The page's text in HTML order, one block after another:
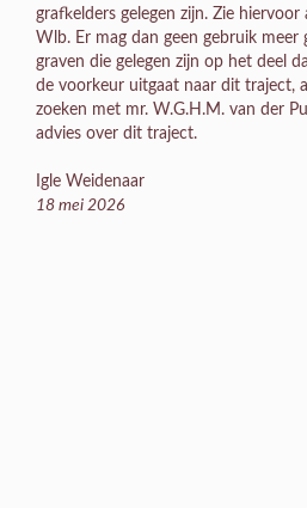
grafkelders gelegen zijn. Zie
Wlb. Er mag dan geen gebruik meer
graven die gelegen zijn op het deel
de voorkeur uitgaat naar dit traject,
zoeken met mr. W.G.H.M. van der
advies over dit traject.
Igle Weidenaar
18 mei 2026